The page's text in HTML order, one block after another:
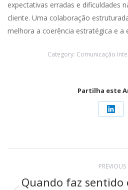
expectativas erradas e dificuldades
cliente. Uma colaboração
melhora a coerência estratégica e a
Category: Comunicação
Partilha este
Share
navigation
PREVIOUS
Quando faz